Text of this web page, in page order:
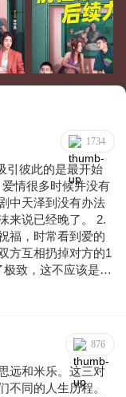
1734
引彼此的是最开始
情很多时候并没有
中天泽到没有办法
来说已经晚了。 2.
福，时常看到爱的
方互相扔掉对方的1
致，这不应该是深
中一定要多注意沟
那冷静下来的仪式
束鲜花，一顿饭
不应该总是索取，
以恒。
876
远和米乐。这三对
不同的人生历程。